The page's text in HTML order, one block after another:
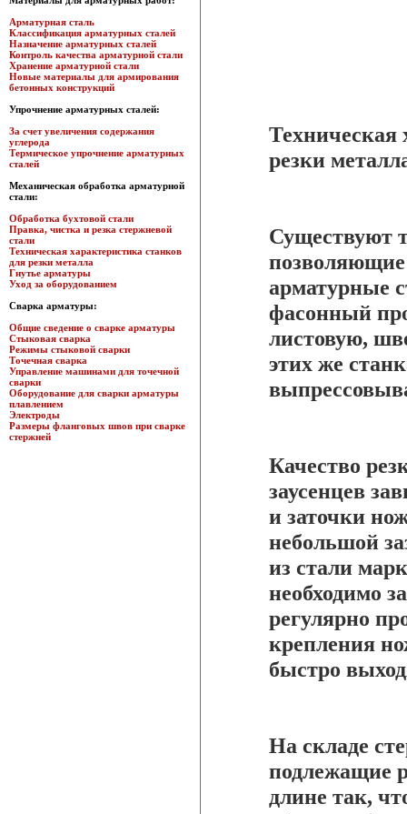
Арматурная сталь
Классификация арматурных сталей
Назначение арматурных сталей
Контроль качества арматурной стали
Хранение арматурной стали
Новые материалы для армирования
бетонных конструкций
Упрочнение арматурных сталей:
За счет увеличения содержания
углерода
Термическое упрочнение арматурных
сталей
Механическая обработка арматурной
стали:
Обработка бухтовой стали
Правка, чистка и резка стержневой
стали
Техническая характеристика станков
для резки металла
Гнутье арматуры
Уход за оборудованием
Сварка арматуры:
Общие сведение о сварке арматуры
Стыковая сварка
Режимы стыковой сварки
Точечная сварка
Управление машинами для точечной
сварки
Оборудование для сварки арматуры
плавлением
Электроды
Размеры фланговых швов при сварке
стержней
Техническая
резки
Существуют
позволяющие
арматурные
фасонный
листовую,
этих же
Качество
заусенцев
и заточки
небольшой
из стали
необходимо
регулярно
крепления
быстро
На складе
подлежащие
длине так,